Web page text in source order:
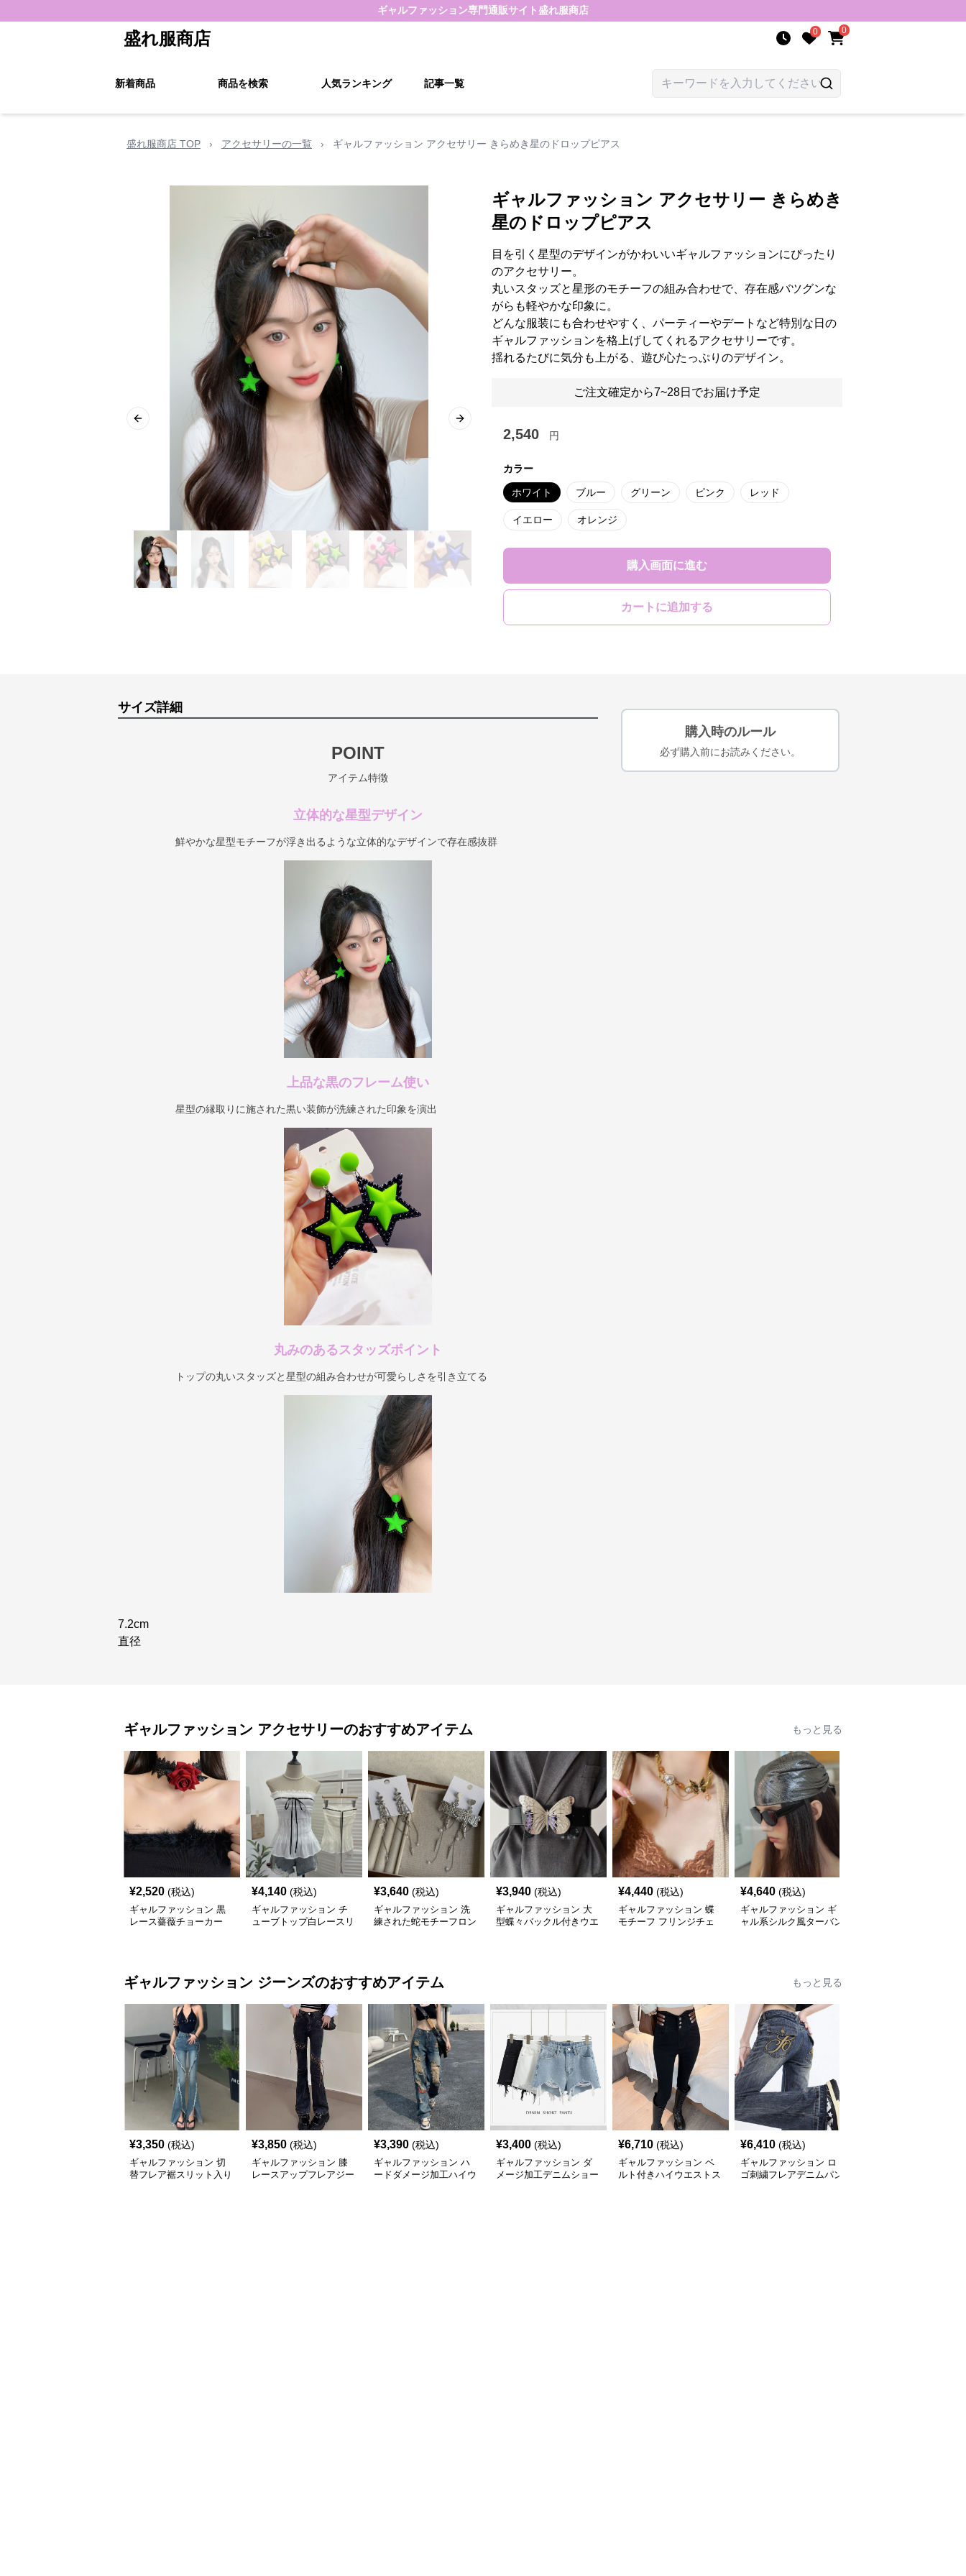
ギャルファッション専門通販サイト盛れ服商店
盛れ服商店 0 0
新着商品 商品を検索 人気ランキング 記事一覧
盛れ服商店 TOP › アクセサリーの一覧 › ギャルファッション アクセサリー きらめき星のドロップピアス
Previous slide Next slide
ギャルファッション アクセサリー きらめき
星のドロップピアス
目を引く星型のデザインがかわいいギャルファッションにぴったり
のアクセサリー。
丸いスタッズと星形のモチーフの組み合わせで、存在感バツグンな
がらも軽やかな印象に。
どんな服装にも合わせやすく、パーティーやデートなど特別な日の
ギャルファッションを格上げしてくれるアクセサリーです。
揺れるたびに気分も上がる、遊び心たっぷりのデザイン。
ご注文確定から7~28日でお届け予定
2,540 円
カラー
ホワイト ブルー グリーン ピンク レッド
イエロー オレンジ
購入画面に進む
カートに追加する
サイズ詳細
POINT
アイテム特徴
立体的な星型デザイン
鮮やかな星型モチーフが浮き出るような立体的なデザインで存在感抜群
上品な黒のフレーム使い
星型の縁取りに施された黒い装飾が洗練された印象を演出
丸みのあるスタッズポイント
トップの丸いスタッズと星型の組み合わせが可愛らしさを引き立てる
7.2cm
直径
購入時のルール
必ず購入前にお読みください。
ギャルファッション アクセサリーのおすすめアイテム もっと見る
¥2,520 (税込)
ギャルファッション 黒
レース薔薇チョーカー
¥4,140 (税込)
ギャルファッション チ
ューブトップ白レースリ
¥3,640 (税込)
ギャルファッション 洗
練された蛇モチーフロン
¥3,940 (税込)
ギャルファッション 大
型蝶々バックル付きウエ
¥4,440 (税込)
ギャルファッション 蝶
モチーフ フリンジチェ
¥4,640 (税込)
ギャルファッション ギ
ャル系シルク風ターバン
ギャルファッション ジーンズのおすすめアイテム もっと見る
¥3,350 (税込)
ギャルファッション 切
替フレア裾スリット入り
¥3,850 (税込)
ギャルファッション 膝
レースアップフレアジー
¥3,390 (税込)
ギャルファッション ハ
ードダメージ加工ハイウ
¥3,400 (税込)
ギャルファッション ダ
メージ加工デニムショー
¥6,710 (税込)
ギャルファッション ベ
ルト付きハイウエストス
¥6,410 (税込)
ギャルファッション ロ
ゴ刺繍フレアデニムパン